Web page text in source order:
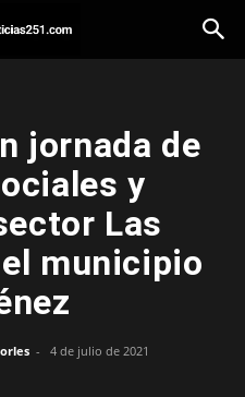
jornada de
y
Las
municipio
- 4 de julio de 2021